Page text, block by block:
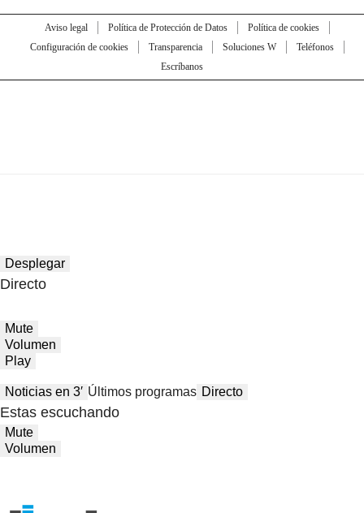
Aviso legal Política de Protección de Datos
Política de cookies
Configuración de cookies
Transparencia Soluciones W
Teléfonos
Escríbanos
Desplegar
Directo
Mute
Volumen
Play
Noticias en 3′ Últimos programas Directo
Estas escuchando
Mute
Volumen